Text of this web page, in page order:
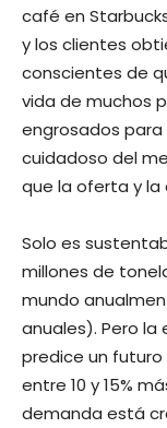
café en
y los clientes
conscientes de
vida de muchos
engrosados para
cuidadoso del
que la oferta y la
Solo es
millones de
mundo
anuales). Pero
predice un
entre 10 y 15%
demanda está